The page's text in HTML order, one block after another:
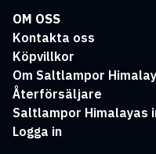
OM OSS
Kontakta oss
Köpvillkor
Om Saltlampor
Återförsäljare
Saltlampor Himalayas
Logga in